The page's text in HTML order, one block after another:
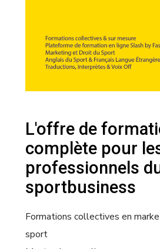
L'offre de
complète pour
professionnels
sportbusiness
Formations collectives en
sport